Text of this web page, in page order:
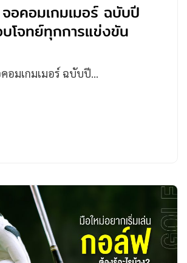
อคอมเกมเมอร์ ฉบับปี
โจทย์ทุกการแข่งขัน
อมเกมเมอร์ ฉบับปี…